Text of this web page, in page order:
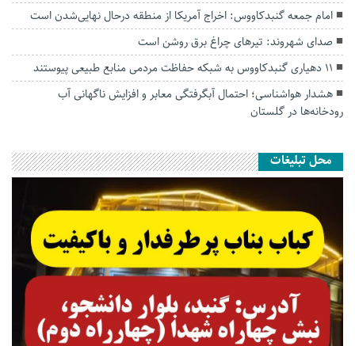
امام جمعه گنبدکاووس: اخراج آمریکا از منطقه درحال نهایی‌شدن است
صدای شهروند: تیرهای چراغ برق روشن است
۱۱ دهیاری گنبدکاووس به شبکه حفاظت مردمی منابع طبیعی پیوستند
هشدار هواشناسی؛ احتمال آبگرفتگی معابر و افزایش ناگهانی آب
رودخانه‌ها در گلستان
محل تبلیغات